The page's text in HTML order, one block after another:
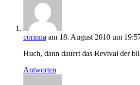
corinna am 18. August 2010 um
Huch, dann dauert das Revival der
Antworten